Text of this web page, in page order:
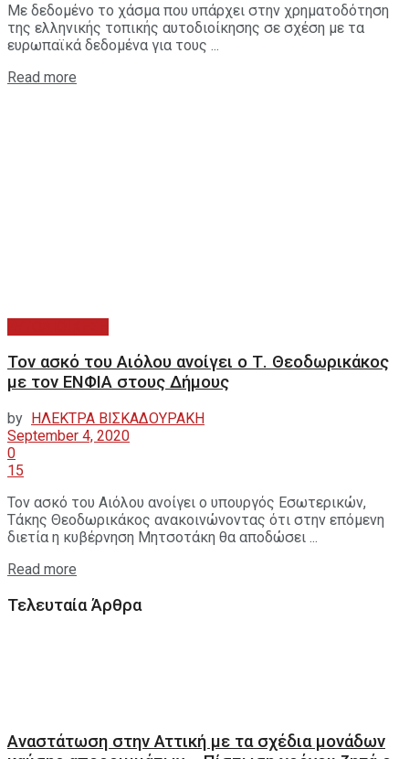
Με δεδομένο το χάσμα που υπάρχει στην χρηματοδότηση
της ελληνικής τοπικής αυτοδιοίκησης σε σχέση με τα
ευρωπαϊκά δεδομένα για τους ...
Read more
Τον ασκό του Αιόλου ανοίγει ο Τ. Θεοδωρικάκος
με τον ΕΝΦΙΑ στους Δήμους
by ΗΛΕΚΤΡΑ ΒΙΣΚΑΔΟΥΡΑΚΗ
September 4, 2020
0
15
Τον ασκό του Αιόλου ανοίγει ο υπουργός Εσωτερικών,
Τάκης Θεοδωρικάκος ανακοινώνοντας ότι στην επόμενη
διετία η κυβέρνηση Μητσοτάκη θα αποδώσει ...
Read more
Τελευταία Άρθρα
Αναστάτωση στην Αττική με τα σχέδια μονάδων